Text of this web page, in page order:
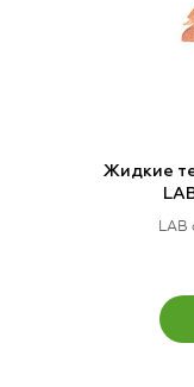
Жидкие
LAB